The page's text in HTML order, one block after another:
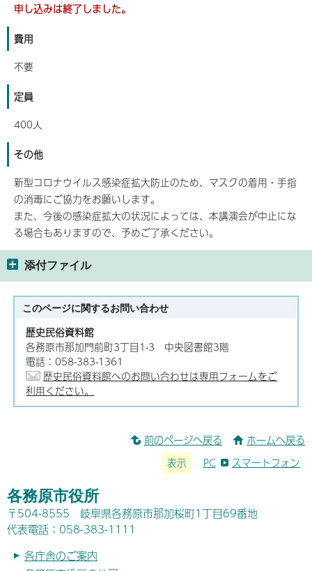
申し込みは終了しました。
費用
不要
定員
400人
その他
新型コロナウイルス感染症拡大防止のため、マスクの着用・手指
の消毒にご協力をお願いします。
また、今後の感染症拡大の状況によっては、本講演会が中止にな
る場合もありますので、予めご了承ください。
添付ファイル
このページに関するお問い合わせ
歴史民俗資料館
各務原市那加門前町3丁目1-3 中央図書館3階
電話：058-383-1361
歴史民俗資料館へのお問い合わせは専用フォームをご
利用ください。
前のページへ戻る ホームへ戻る
表示 PC スマートフォン
各務原市役所
〒504-8555 岐阜県各務原市那加桜町1丁目69番地
代表電話：058-383-1111
各庁舎のご案内